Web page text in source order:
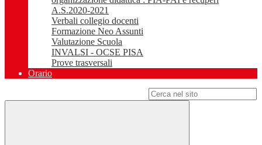
A.S.2020-2021
Verbali collegio docenti
Formazione Neo Assunti
Valutazione Scuola
INVALSI - OCSE PISA
Prove trasversali
Orario